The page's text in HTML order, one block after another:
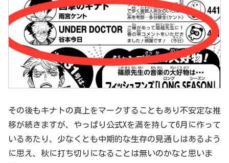
その後もキナトの真上をマークすることもあり不安定な推
移が続きますが、やっぱり公式Xを満を持して6月に作って
いるあたり、少なくとも中期的な生存の見通しはあるよう
に思え、秋に打ち切りになることは無いのかなと思いま